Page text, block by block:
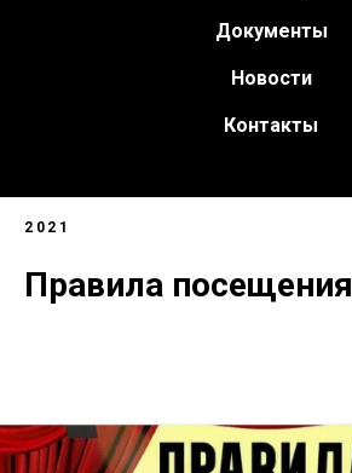
Документы
Новости
Контакты
2021
Правила посещения